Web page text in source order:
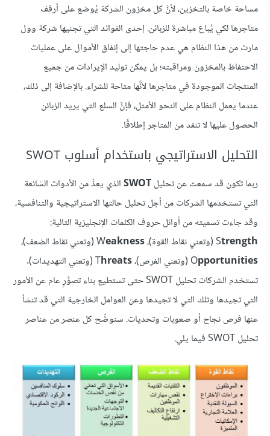
مساحة خاصة بالتخزين، لأنَّ كل مخزون الشركة يُوضع على أرفف
متاجرها لكي يُباع مباشرة للزبائن. إحدى الفوائد التي تجنيها شركة وول
مارت من هذا النظام هي عدم حاجتها إلى إنفاق الأموال على عمليات
الاحتفاظ بالمخزون ومراقبته؛ بل يمكن توليد الإيرادات من جميع
المنتجات الموجودة في متاجرها لأنَّها متاحة للشراء. بالإضافة إلى ذلك،
عندما يعمل النظام على النحو الأمثل، فإنَّ السلع التي يريد الزبائن
الحصول عليها لا تنفد من المتاجر إطلاقًا.
التحليل الاستراتيجي باستخدام أسلوب SWOT
ربما تكون قد سمعت عن تحليلSWOTالذي يعدُّ من الأدوات الشائعة
التي تستخدمها الشركات من أجل تحليل حالتها الاستراتيجية والتنافسية،
وقد جاءت تسميته من أوائل حروف الكلمات الإنجليزية التالية:
Strength (وتعني نقاط القوة)، Weakness
(وتعني نقاط الضعف)،
Opportunities (وتعني الفرص)، Threats (وتعني التهديدات).
تستخدم الشركات تحليل SWOT حتى تستطيع بناء تصوُّرٍ عام عن الأمور
التي تجيدها وتلك التي لا تجيدها وعن العوامل الخارجية التي قد تنشأ
عنها فرص نجاح أو صعوبات وتحديات. سنوضِّح كل عنصر من عناصر
تحليل SWOT فيما يلي.